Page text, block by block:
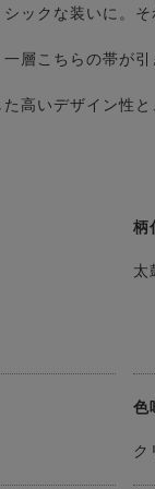
ックな装いに。
層こちらの帯が
高いデザイン性
柄
太
色
ク